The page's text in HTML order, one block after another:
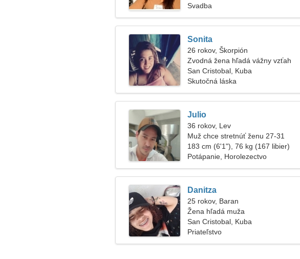
Svadba
Sonita
26 rokov, Škorpión
Zvodná žena hľadá vážny vzťah
San Cristobal, Kuba
Skutočná láska
Julio
36 rokov, Lev
Muž chce stretnúť ženu 27-31
183 cm (6'1"), 76 kg (167 libier)
Potápanie, Horolezectvo
Danitza
25 rokov, Baran
Žena hľadá muža
San Cristobal, Kuba
Priateľstvo